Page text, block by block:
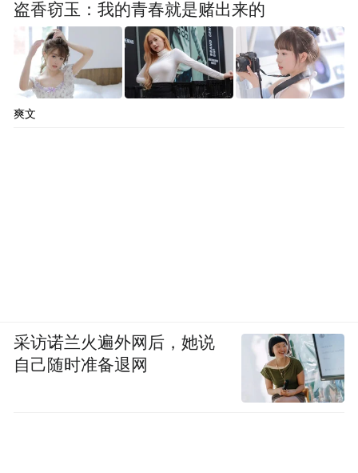
盗香窃玉：我的青春就是赌出来的
爽文
采访诺兰火遍外网后，她说
自己随时准备退网